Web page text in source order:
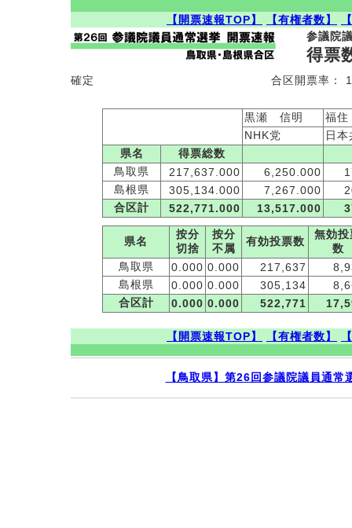
【開票速報TOP】 【有権者数】
参議院
得票
確定 合区開票率：
黒瀬 信明
福
NHK党
日
県名
得票総数
鳥取県
217,637.000 6,250.000
島根県
305,134.000 7,267.000
合区計
522,771.000 13,517.000
県名
按分
切捨
按分
不属
有効投票数
無効投
数
鳥取県
0.000 0.000 217,637
島根県
0.000 0.000 305,134
合区計
0.000 0.000 522,771
【開票速報TOP】 【有権者数】
【鳥取県】第26回参議院議員通常